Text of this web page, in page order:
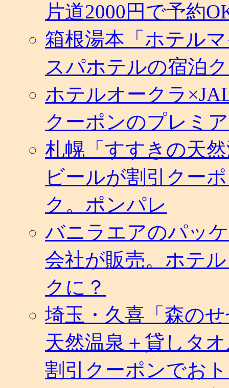
片道2000円で予約
箱根湯本「ホテル
スパホテルの宿泊
ホテルオークラ
クーポンのプレミ
札幌「すすきの天
ビールが割引クー
ク。ポンパレ
バニラエアのパッ
会社が販売。ホテ
クに？
埼玉・久喜「森の
天然温泉＋貸しタ
割引クーポンでお